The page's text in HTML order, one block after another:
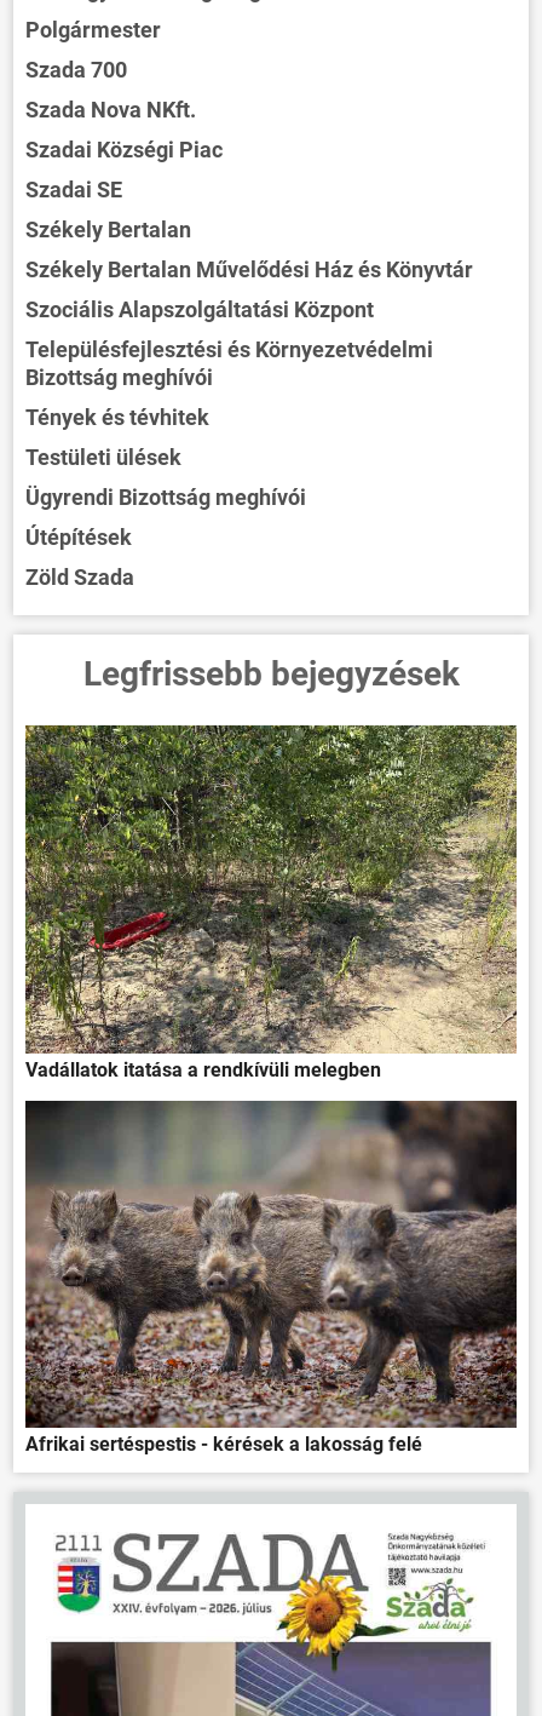
ÖNKORMÁNYZAT
ÜGYINTÉZÉS
KÖZÖSSÉG
Polgármester
Szada 700
Szada Nova NKft.
Szadai Községi Piac
Szadai SE
Székely Bertalan
Székely Bertalan Művelődési Ház és Könyvtár
Szociális Alapszolgáltatási Központ
Településfejlesztési és Környezetvédelmi
Bizottság meghívói
Tények és tévhitek
Testületi ülések
Ügyrendi Bizottság meghívói
Útépítések
Zöld Szada
Legfrissebb bejegyzések
Vadállatok itatása a rendkívüli melegben
Afrikai sertéspestis - kérések a lakosság felé